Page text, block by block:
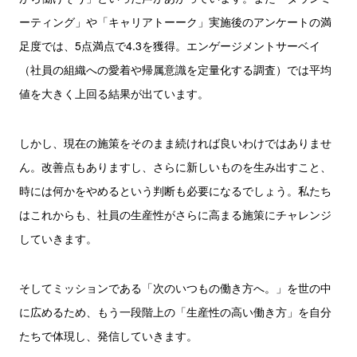
ーティング」や「キャリアトーーク」実施後のアンケートの満
足度では、5点満点で4.3を獲得。エンゲージメントサーベイ
（社員の組織への愛着や帰属意識を定量化する調査）では平均
値を大きく上回る結果が出ています。
しかし、現在の施策をそのまま続ければ良いわけではありませ
ん。改善点もありますし、さらに新しいものを生み出すこと、
時には何かをやめるという判断も必要になるでしょう。私たち
はこれからも、社員の生産性がさらに高まる施策にチャレンジ
していきます。
そしてミッションである「次のいつもの働き方へ。」を世の中
に広めるため、もう一段階上の「生産性の高い働き方」を自分
たちで体現し、発信していきます。